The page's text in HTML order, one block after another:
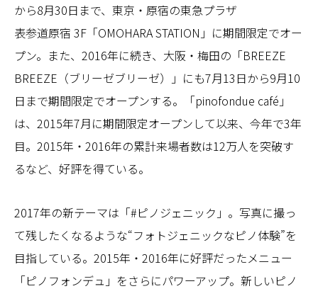
から8月30日まで、東京・原宿の東急プラザ
表参道原宿 3F「OMOHARA STATION」に期間限定でオー
プン。また、2016年に続き、大阪・梅田の「BREEZE
BREEZE（ブリーゼブリーゼ）」にも7月13日から9月10
日まで期間限定でオープンする。「pinofondue café」
は、2015年7月に期間限定オープンして以来、今年で3年
目。2015年・2016年の累計来場者数は12万人を突破す
るなど、好評を得ている。
2017年の新テーマは「#ピノジェニック」。写真に撮っ
て残したくなるような“フォトジェニックなピノ体験”を
目指している。2015年・2016年に好評だったメニュー
「ピノフォンデュ」をさらにパワーアップ。新しいピノ